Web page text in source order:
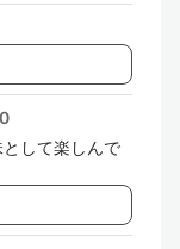
して楽しんで